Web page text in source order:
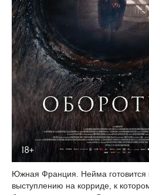
Южная Франция. Нейма готовится
выступлению на корриде, к